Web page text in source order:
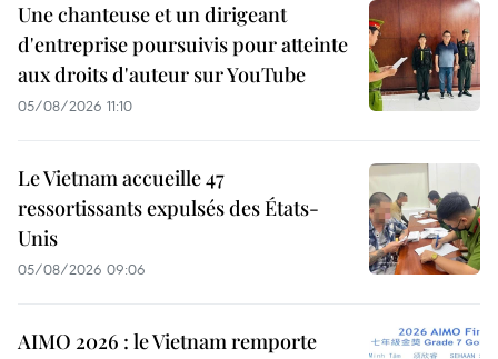
Une chanteuse et un dirigeant
d'entreprise poursuivis pour atteinte
aux droits d'auteur sur YouTube
05/08/2026 11:10
Le Vietnam accueille 47
ressortissants expulsés des États-
Unis
05/08/2026 09:06
AIMO 2026 : le Vietnam remporte